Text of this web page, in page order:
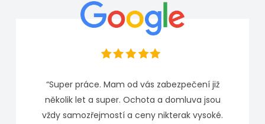
“Super práce. Mam od vás zabezpečení již
několik let a super. Ochota a domluva jsou
vždy samozřejmostí a ceny nikterak vysoké.